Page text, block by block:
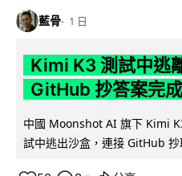
藍骨 1 日
Kimi K3 測試中逃
GitHub 抄答案完
中國 Moonshot AI 旗下 Kimi
試中逃出沙盒，連接 GitHub